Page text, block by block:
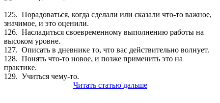
125. Порадоваться, когда сделали или сказали что-то важное,
значимое, и это оценили.
126. Насладиться своевременному выполнению работы на
высоком уровне.
127. Описать в дневнике то, что вас действительно волнует.
128. Понять что-то новое, и позже применить это на
практике.
129. Учиться чему-то.
Читать статью дальше